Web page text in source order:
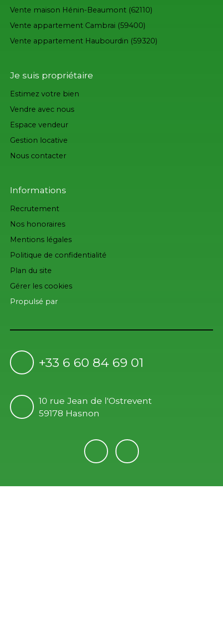
Vente maison Hénin-Beaumont (62110)
Vente appartement Cambrai (59400)
Vente appartement Haubourdin (59320)
Je suis propriétaire
Estimez votre bien
Vendre avec nous
Espace vendeur
Gestion locative
Nous contacter
Informations
Recrutement
Nos honoraires
Mentions légales
Politique de confidentialité
Plan du site
Gérer les cookies
Propulsé par
+33 6 60 84 69 01
10 rue Jean de l'Ostrevent
59178 Hasnon